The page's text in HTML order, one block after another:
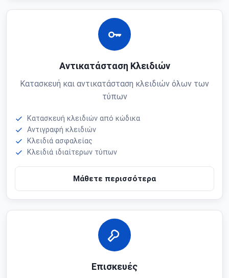
Αντικατάσταση Κλειδιών
Κατασκευή και αντικατάσταση κλειδιών όλων των
τύπων
Κατασκευή κλειδιών από κώδικα
Αντιγραφή κλειδιών
Κλειδιά ασφαλείας
Κλειδιά ιδιαίτερων τύπων
Μάθετε περισσότερα
Επισκευές